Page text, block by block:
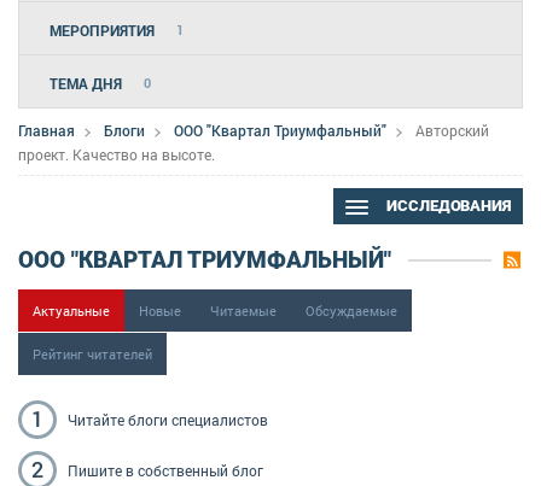
МЕРОПРИЯТИЯ 1
ТЕМА ДНЯ 0
Главная Блоги ООО "Квартал Триумфальный"
Авторский
проект. Качество на высоте.
ИССЛЕДОВАНИЯ
ООО "КВАРТАЛ ТРИУМФАЛЬНЫЙ"
Актуальные Новые Читаемые Обсуждаемые
Рейтинг читателей
1 Читайте блоги специалистов
2 Пишитев собственный блог